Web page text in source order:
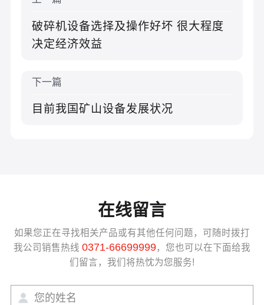
破碎机设备选择及操作好坏 很大程度
决定经济效益
下一篇
目前我国矿山设备发展状况
在线留言
如果您正在寻找相关产品或有其他任何问题，可随时拨打
我公司销售热线 0371-66699999，您也可以在下面给我
们留言，我们将热忱为您服务!